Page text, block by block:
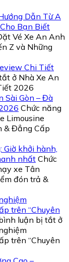
Dẫn Từ A
Bạn Biết
Vé Xe An Anh
Z và Những
Chi Tiết
ở Nhà Xe An
2026
Sài Gòn – Đà
Chức năng
Limousine
& Đẳng Cấp
Giờ khởi hành,
nhất Chức
xe Tân
đón trả &
trên “Chuyên
luận bị tắtở
trên “Chuyên